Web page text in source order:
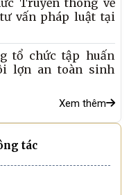
Truyền thông về
vấn pháp luật tại
tổ chức tập huấn
lợn an toàn sinh
Xem thêm
tác